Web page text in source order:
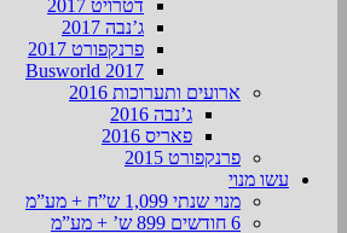
דטרויט 2017
ג’נבה 2017
פרנקפורט 2017
Busworld 2017
ארועים ותערוכות 2016
ג’נבה 2016
פאריס 2016
פרנקפורט 2015
עשו מנוי
מנוי שנתי 1,099 ש”ח + מע”מ
6 חודשים 899 ש’ + מע”מ